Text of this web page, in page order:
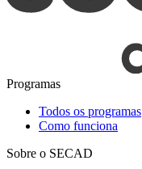
Programas
Todos os programas
Como funciona
Sobre o SECAD